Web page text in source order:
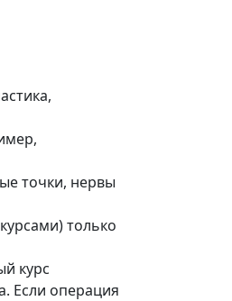
точки, нервы
только
курс
Если операция